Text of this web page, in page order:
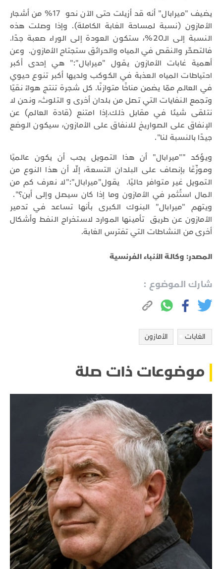
يضيف "ميرابال" أنه قد أزيلت حتى الآن نحو 17% من أشجار
الأمازون (نسبة لمساحة الغابة الكاملة). وإذا وصلت هذه
النسبة إلى الـ20%، ستكون العودة إلى الوراء صعبة جدًا.
فالتصحّر والنقص في المياه والحرائق ستجتاح الأمازون. وعن
أهمية غابات الأمازون يقول "ميرابال":" هي إحدى أكبر
احتياطات المياه العذبة في الكوكب ولديها أكبر تنوع حيوي
في العالم ممّا يضمن مناخًا متوازنًا. كل شجرة تنتج هواءً نقيًا
وتجمع النفايات التي تصل من بلدان أخرى و التلوث، ونحن لا
نتلقى شيئا في مقابل ذلك.إذا امتنع (قادة العالم) عن
الإنفاق على الصواريخ للانفاق على الأمازون، سيكون الوضع
جيدًا بالنسبة لنا".
ويؤكد ""ميرابال" أن هذا التمويل يجب أن يكون عالميًا
وموزّعًا بإنصاف على البلدان التسعة، إلّا أن هذا النوع من
التمويل غير متوافر حاليًا. يقول"ميرابال":"لا نعرف كم من
المال استُثمر في الأمازون وما إذا كان سيصل وإلى أين؟".
ويتهم "ميرابال" البنوك الكبرى بأنها تساعد في تدمير
الأمازون عن طريق تأمينها الموارد لاستخراج النفط وأشكال
أخرى من النشاطات التي تفترس الغابة.
المصدر: وكالة الأنباء الفرنسية
شارك الموضوع :
الغابات الأمازون
موضوعات ذات صلة